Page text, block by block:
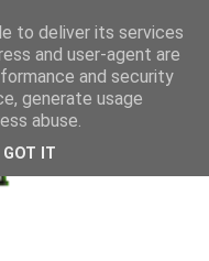
to deliver its services
and user-agent are
and security
generate usage
abuse.
GOT IT